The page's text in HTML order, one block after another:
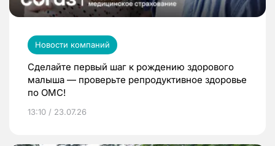
Новости компаний
Сделайте первый шаг к рождению здорового
малыша — проверьте репродуктивное здоровье
по ОМС!
13:10 / 23.07.26